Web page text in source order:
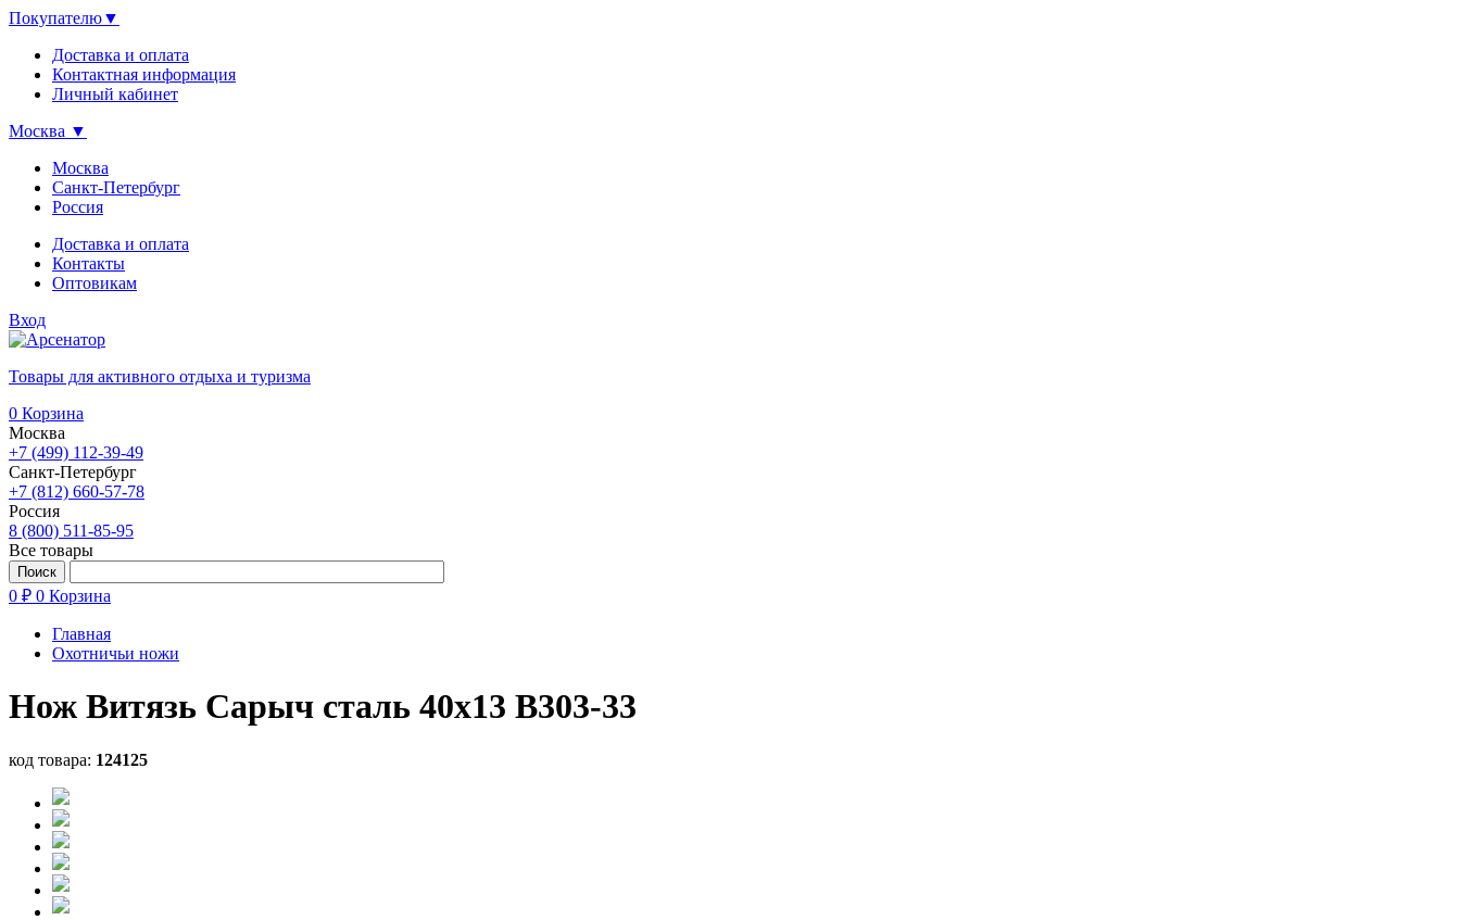
Покупателю▼
Доставка и оплата
Контактная информация
Личный кабинет
Москва ▼
Москва
Санкт-Петербург
Россия
Доставка и оплата
Контакты
Оптовикам
Вход
Товары для активного отдыха и туризма
0 Корзина
Москва
+7 (499) 112-39-49
Санкт-Петербург
+7 (812) 660-57-78
Россия
8 (800) 511-85-95
Все товары
0 ₽ 0 Корзина
Главная
Охотничьи ножи
Нож Витязь Сарыч cталь 40х13 B303-33
код товара: 124125